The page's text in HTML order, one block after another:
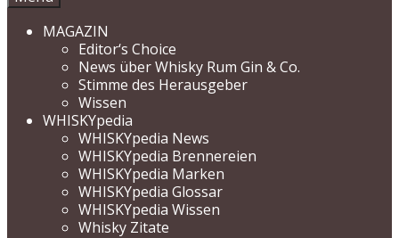
MAGAZIN
Editor‘s Choice
News über Whisky Rum Gin & Co.
Stimme des Herausgeber
Wissen
WHISKYpedia
WHISKYpedia News
WHISKYpedia Brennereien
WHISKYpedia Marken
WHISKYpedia Glossar
WHISKYpedia Wissen
Whisky Zitate